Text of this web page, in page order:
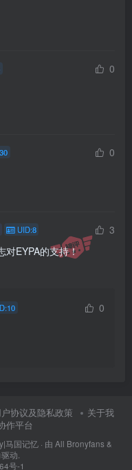
0
0
UID:8
3
对EYPA的支持！
0
协议及隐私政策
关于我
作平台
马国记忆 · 由 All Bronyfans &
动.
号-1